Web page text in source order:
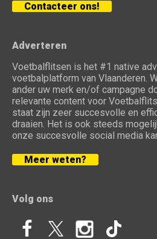
Contacteer ons!
Adverteren
Voetbalflitsen is het #1 native
voetbalplatform van Vlaanderen.
ander uw merk en/of campagne
relevante content voor
staat zijn zeer succesvolle en
draaien. Het is ook steeds
onze succesvolle social media
Meer weten?
Volg ons